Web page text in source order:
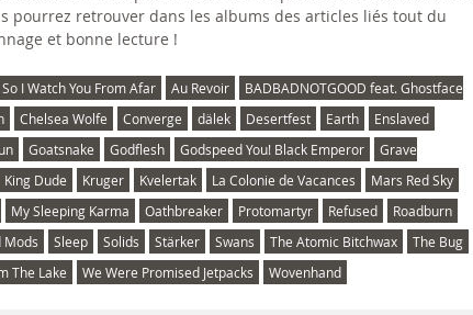
pourrez retrouver dans les albums des articles liés tout du
et bonne lecture !
I Watch You From Afar Au Revoir
BADBADNOTGOOD feat. Ghostface
Chelsea Wolfe Converge dälek Desertfest Earth
Enslaved
Goatsnake Godflesh Godspeed You! Black Emperor
Grave
King Dude Kruger Kvelertak La Colonie de Vacances
Mars Red Sky
My Sleeping Karma Oathbreaker Protomartyr Refused
Roadburn
Mods Sleep Solids Stärker Swans The Atomic Bitchwax
The Bug
The Lake We Were Promised Jetpacks Wovenhand